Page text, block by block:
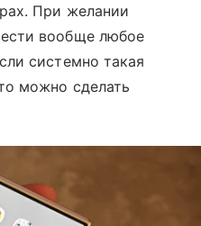
При желании
вообще любое
системно такая
можно сделать